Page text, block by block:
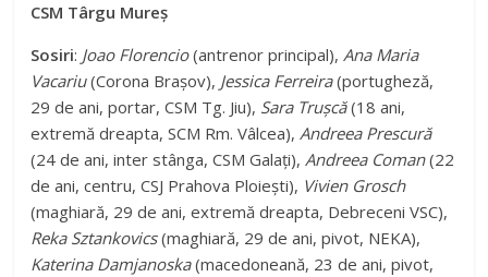
CSM Târgu Mureș
Sosiri: Joao Florencio(antrenor principal),Ana Maria
Vacariu(Corona Brașov), Jessica Ferreira(portugheză,
29 de ani, portar, CSM Tg. Jiu), Sara Trușcă(18 ani,
extremă dreapta, SCM Rm. Vâlcea),Andreea Prescură
(24 de ani, inter stânga, CSM Galați),Andreea Coman(22
de ani, centru, CSJ Prahova Ploiești), Vivien Grosch
(maghiară, 29 de ani, extremă dreapta, Debreceni VSC),
Reka Sztankovics(maghiară, 29 de ani, pivot, NEKA),
Katerina Damjanoska(macedoneană, 23 de ani, pivot,